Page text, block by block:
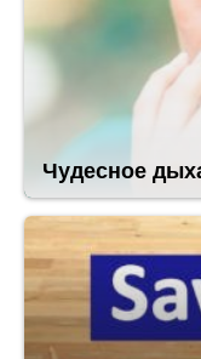
Чудесное